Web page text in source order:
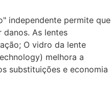
independente permite que
As lentes
O vidro da lente
melhora a
substituições e economia